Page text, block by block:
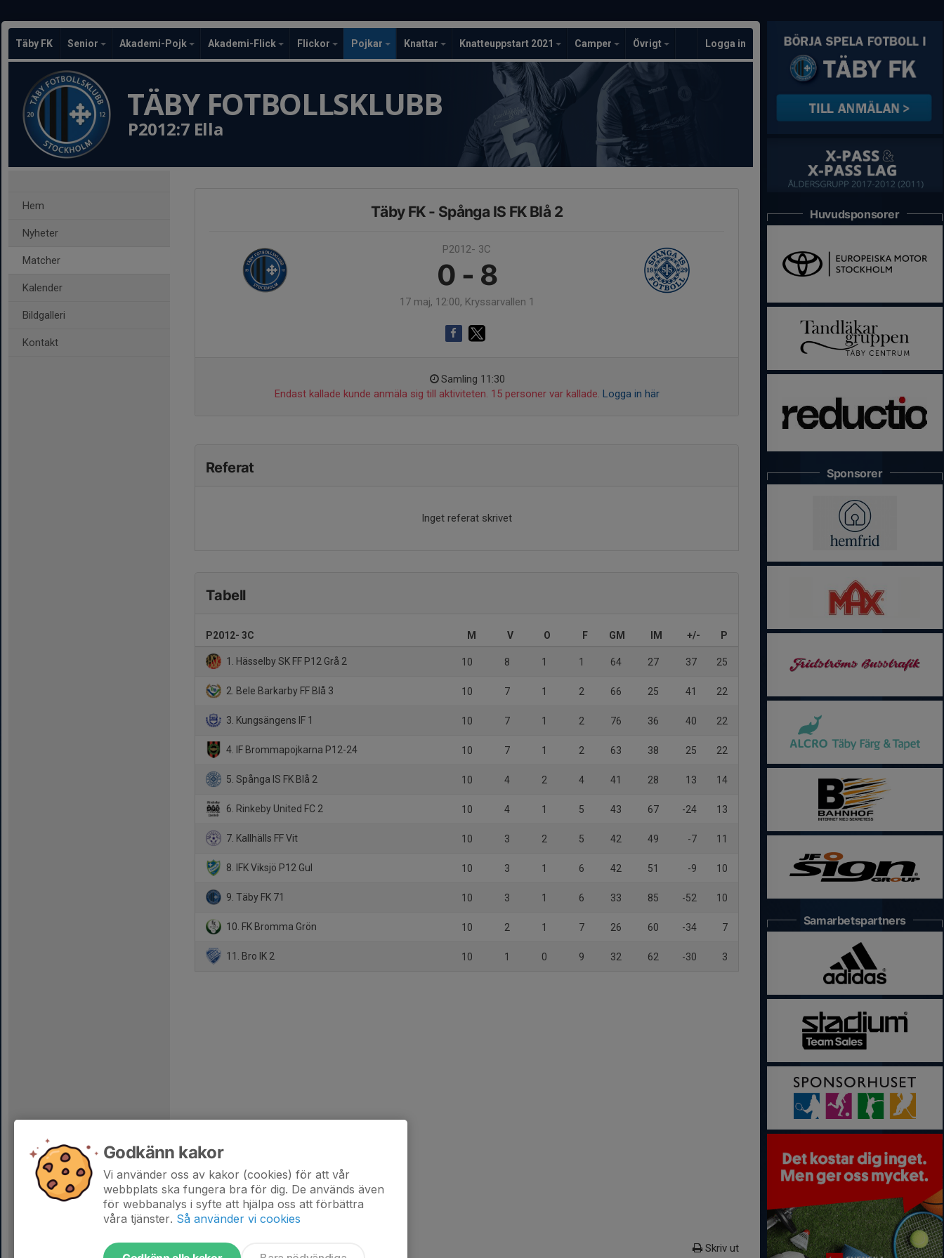
Täby FK Senior Akademi-Pojk Akademi-Flick Flickor Pojkar Knattar Knatteuppstart 2021 Camper Övrigt Logga in
TÄBY FOTBOLLSKLUBB
P2012:7 Ella
Hem
Nyheter
Matcher
Kalender
Bildgalleri
Kontakt
Täby FK - Spånga IS FK Blå 2
P2012- 3C
0 - 8
17 maj, 12:00, Kryssarvallen 1
Samling 11:30
Endast kallade kunde anmäla sig till aktiviteten. 15 personer var kallade. Logga in här
Referat
Inget referat skrivet
Tabell
P2012- 3C M V O F GM IM +/- P
1. Hässelby SK FF P12 Grå 2 10 8 1 1 64 27 37 25
2. Bele Barkarby FF Blå 3 10 7 1 2 66 25 41 22
3. Kungsängens IF 1 10 7 1 2 76 36 40 22
4. IF Brommapojkarna P12-24 10 7 1 2 63 38 25 22
5. Spånga IS FK Blå 2 10 4 2 4 41 28 13 14
6. Rinkeby United FC 2 10 4 1 5 43 67 -24 13
7. Kallhälls FF Vit 10 3 2 5 42 49 -7 11
8. IFK Viksjö P12 Gul 10 3 1 6 42 51 -9 10
9. Täby FK 71 10 3 1 6 33 85 -52 10
10. FK Bromma Grön 10 2 1 7 26 60 -34 7
11. Bro IK 2 10 1 0 9 32 62 -30 3
Skriv ut
Huvudsponsorer
Sponsorer
Samarbetspartners
Godkänn kakor
Vi använder oss av kakor (cookies) för att vår
webbplats ska fungera bra för dig. De används även
för webbanalys i syfte att hjälpa oss att förbättra
våra tjänster. Så använder vi cookies